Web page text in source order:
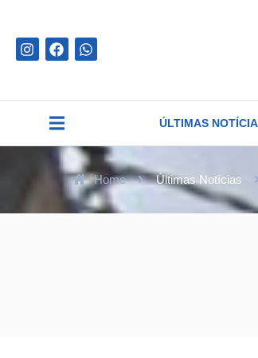
ÚLTIMAS
Home Últimas Notícias